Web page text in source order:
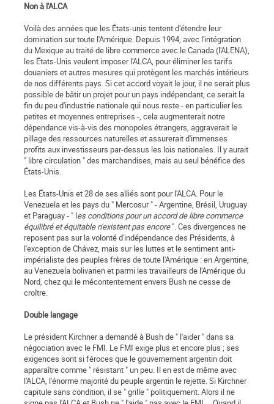
Non à l'ALCA
Voilà des années que les États-unis tentent d'étendre leur
domination sur toute l'Amérique. Depuis 1994, avec l'intégration
du Mexique au traité de libre commerce avec le Canada (l'ALENA),
les États-Unis veulent imposer l'ALCA, pour éliminer les tarifs
douaniers et autres mesures qui protègent les marchés intérieurs
de nos différents pays. Si cet accord voyait le jour, il ne serait plus
possible de bâtir un projet pour un pays indépendant, ce serait la
fin du peu d'industrie nationale qui nous reste - en particulier les
petites et moyennes entreprises -, cela augmenterait notre
dépendance vis-à-vis des monopoles étrangers, aggraverait le
pillage des ressources naturelles et assurerait d'immenses
profits aux investisseurs par-dessus les lois nationales. Il y aurait
" libre circulation " des marchandises, mais au seul bénéfice des
États-Unis.
Les États-Unis et 28 de ses alliés sont pour l'ALCA. Pour le
Venezuela et les pays du " Mercosur " - Argentine, Brésil, Uruguay
et Paraguay - " les conditions pour un accord de libre commerce
équilibré et équitable n'existent pas encore". Ces divergences ne
reposent pas sur la volonté d'indépendance des Présidents, à
l'exception de Chávez, mais sur les luttes et le sentiment anti-
impérialiste des peuples frères de toute l'Amérique : en Argentine,
au Venezuela bolivarien et parmi les travailleurs de l'Amérique du
Nord, chez qui le mécontentement envers Bush ne cesse de
croître.
Double langage
Le président Kirchner a demandé à Bush de " l'aider " dans sa
négociation avec le FMI. Le FMI exige plus et encore plus ; ses
exigences sont si féroces que le gouvernement argentin doit
apparaître comme " résistant " un peu. Il en est de même avec
l'ALCA, l'énorme majorité du peuple argentin le rejette. Si Kirchner
capitule sans condition, il se " grille " politiquement. Alors il ne